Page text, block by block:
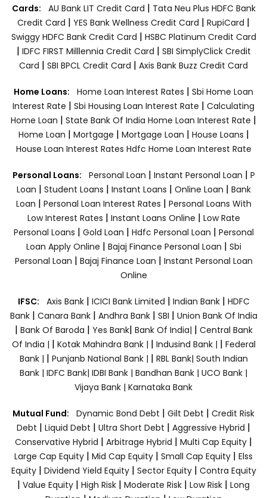
Cards: AU Bank LIT Credit Card | Tata Neu Plus HDFC Bank
Credit Card | YES Bank Wellness Credit Card | RupiCard |
Swiggy HDFC Bank Credit Card | HSBC Platinum Credit Card
| IDFC FIRST Milllennia Credit Card | SBI SimplyClick Credit
Card | SBI BPCL Credit Card | Axis Bank Buzz Credit Card
Home Loans: Home Loan Interest Rates | Sbi Home Loan
Interest Rate | Sbi Housing Loan Interest Rate | Calculating
Home Loan | State Bank Of India Home Loan Interest Rate |
Home Loan | Mortgage | Mortgage Loan | House Loans |
House Loan Interest Rates Hdfc Home Loan Interest Rate
Personal Loans: Personal Loan | Instant Personal Loan | P
Loan | Student Loans | Instant Loans | Online Loan | Bank
Loan | Personal Loan Interest Rates | Personal Loans With
Low Interest Rates | Instant Loans Online | Low Rate
Personal Loans | Gold Loan | Hdfc Personal Loan | Personal
Loan Apply Online | Bajaj Finance Personal Loan | Sbi
Personal Loan | Bajaj Finance Loan | Instant Personal Loan
Online
IFSC: Axis Bank | ICICI Bank Limited | Indian Bank | HDFC
Bank| Canara Bank | Andhra Bank| SBI | Union Bank Of India
| Bank Of Baroda | Yes Bank| Bank Of India| | Central Bank
Of India | | Kotak Mahindra Bank | | Indusind Bank | | Federal
Bank | | Punjanb National Bank | | RBL Bank| South Indian
Bank | IDFC Bank| IDBI Bank | Bandhan Bank | UCO Bank |
Vijaya Bank | Karnataka Bank
Mutual Fund: Dynamic Bond Debt | Gilt Debt | Credit Risk
Debt | Liquid Debt | Ultra Short Debt | Aggressive Hybrid |
Conservative Hybrid | Arbitrage Hybrid | Multi Cap Equity |
Large Cap Equity | Mid Cap Equity | Small Cap Equity | Elss
Equity| Dividend Yield Equity| Sector Equity | Contra Equity
| Value Equity | High Risk | Moderate Risk | Low Risk | Long